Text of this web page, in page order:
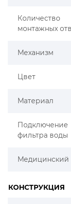
Количество
монтажных
Механизм
Цвет
Материал
Подключение
фильтра воды
Медицинский
КОНСТРУКЦИЯ